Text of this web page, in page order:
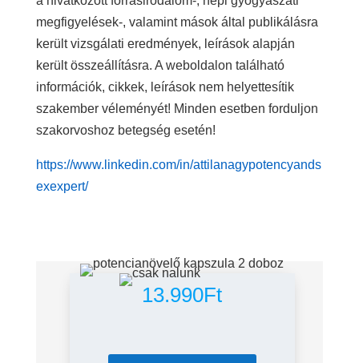
megfigyelések-, valamint mások által publikálásra
került vizsgálati eredmények, leírások alapján
került összeállításra. A weboldalon található
információk, cikkek, leírások nem helyettesítik
szakember véleményét! Minden esetben forduljon
szakorvoshoz betegség esetén!
https://www.linkedin.com/in/attilanagypotencyands
exexpert/
13.990Ft